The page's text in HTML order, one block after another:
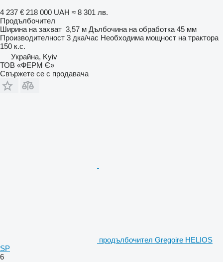
4 237 € 218 000 UAH ≈ 8 301 лв.
Продълбочител
Ширина на захват 3,57 м Дълбочина на обработка 45 мм
Производителност 3 дка/час Необходима мощност на трактора
150 к.с.
Украйна, Kyiv
ТОВ «ФЕРМ Є»
Свържете се с продавача
продълбочител Gregoire HELIOS
SP
6